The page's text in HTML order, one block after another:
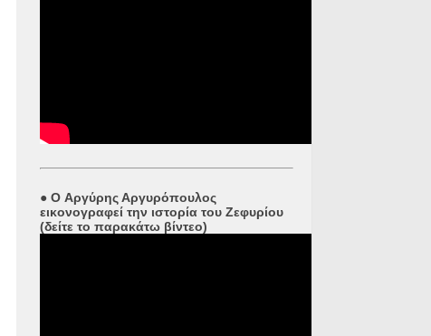
● O Αργύρης Αργυρόπουλος
εικονογραφεί την ιστορία του Ζεφυρίου
(δείτε το παρακάτω βίντεο)